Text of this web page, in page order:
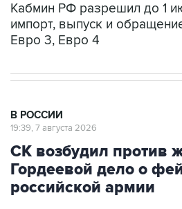
Кабмин РФ разрешил до 1
импорт, выпуск и
Евро 3, Евро 4
В РОССИИ
19:39, 7 августа 2026
СК возбудил против
Гордеевой дело о
российской армии